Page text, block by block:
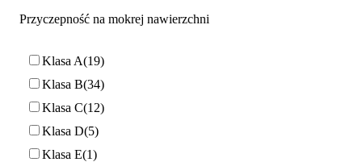
Przyczepność na mokrej nawierzchni
Klasa A 19
Klasa B 34
Klasa C 12
Klasa D 5
Klasa E 1